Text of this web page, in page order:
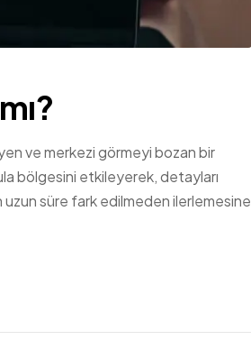
ve merkezi görmeyi bozan bir
bölgesini etkileyerek, detayları
uzun süre fark edilmeden ilerlemesine